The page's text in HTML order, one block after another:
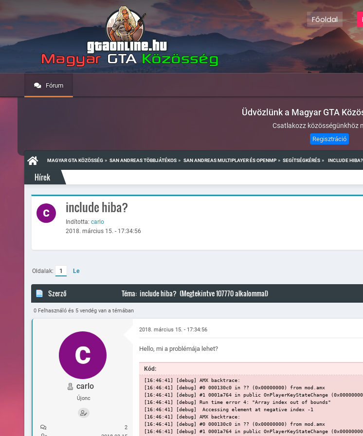
Főoldal
Fórum
Üdvözlünk a Magyar GTA
Csatlakozz közösségünkhöz
Regisztráció
MAGYAR GTA KÖZÖSSÉG » SAN ANDREAS TÖBBJÁTÉKOS » SAN ANDREAS MULTIPLAYER ÉS OPENMP » SEGÍTSÉGKÉRÉS » INCLUDE HIBA?
Hírek
include hiba?
Indította: carlo
2018. március 15. - 17:34:56
Oldalak: 1 Le
Szerző Téma: include hiba? (Megtekintve 107770 alkalommal)
0 Felhasználó és 5 vendég van a témában
carlo
Újonc
2
2018. március 15. - 17:34:56
Hello, mi a problémája lehet?
Kód:
[16:46:41] [debug] AMX backtrace:
[16:46:41] [debug] #0 000130c0 in ?? (0x00000000) from mod.amx
[16:46:41] [debug] #1 0001a764 in public OnPlayerKeyStateChange
[16:46:41] [debug] Run time error 4: "Array index out of bounds"
[16:46:41] [debug] Accessing element at negative index -1
[16:46:41] [debug] AMX backtrace:
[16:46:41] [debug] #0 000130c0 in ?? (0x00000000) from mod.amx
[16:46:41] [debug] #1 0001a764 in public OnPlayerKeyStateChange